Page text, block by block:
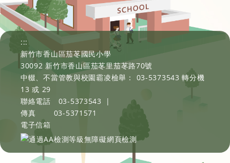
:::
新竹市香山區茄苳國民小學
30092 新竹市香山區茄苳里茄苳路70號
中輟、不當管教與校園霸凌檢舉： 03-5373543 轉分機
13 或 29
聯絡電話
03-5373543
|
傳真
03-5371571
電子信箱